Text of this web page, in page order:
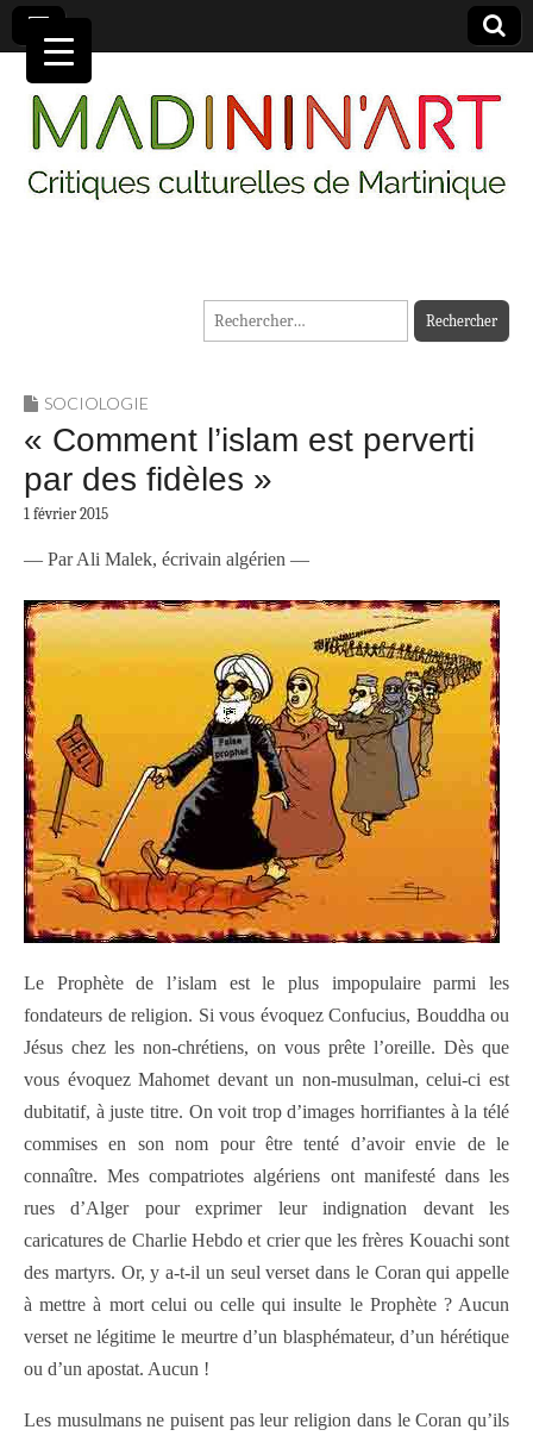
MADININ'ART
Rechercher :
SOCIOLOGIE
« Comment l’islam est perverti
par des fidèles »
1 février 2015
— Par Ali Malek, écrivain algérien —
Le Prophète de l’islam est le plus impopulaire parmi les
fondateurs de religion. Si vous évoquez Confucius, Bouddha ou
Jésus chez les non-chrétiens, on vous prête l’oreille. Dès que
vous évoquez Mahomet devant un non-musulman, celui-ci est
dubitatif, à juste titre. On voit trop d’images horrifiantes à la télé
commises en son nom pour être tenté d’avoir envie de le
connaître. Mes compatriotes algériens ont manifesté dans les
rues d’Alger pour exprimer leur indignation devant les
caricatures de Charlie Hebdo et crier que les frères Kouachi sont
des martyrs. Or, y a-t-il un seul verset dans le Coran qui appelle
à mettre à mort celui ou celle qui insulte le Prophète ? Aucun
verset ne légitime le meurtre d’un blasphémateur, d’un hérétique
ou d’un apostat. Aucun !
Les musulmans ne puisent pas leur religion dans le Coran qu’ils